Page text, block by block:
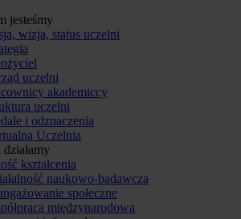
jesteśmy
wizja, status uczelni
uczelni
akademiccy
uczelni
i odznaczenia
Uczelnia
działamy
kształcenia
naukowo-badawcza
społeczne
międzynarodowa